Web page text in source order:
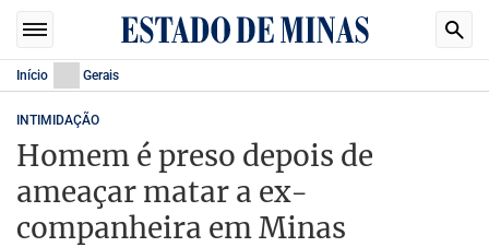
Início Gerais
INTIMIDAÇÃO
Homem é preso depois de
ameaçar matar a ex-
companheira em Minas